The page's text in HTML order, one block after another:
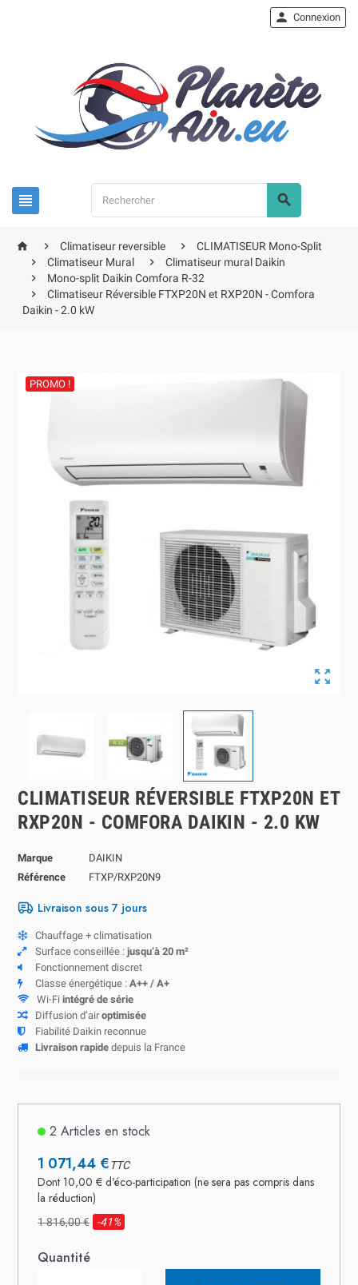
 
 Connexion
  Climatiseur reversible 
CLIMATISEUR Mono-Split

Climatiseur Mural 
Climatiseur mural Daikin

Mono-split Daikin Comfora R-32

Climatiseur Réversible FTXP20N et RXP20N - Comfora
Daikin - 2.0 kW

PROMO !
CLIMATISEUR RÉVERSIBLE FTXP20N ET
RXP20N - COMFORA DAIKIN - 2.0 KW
Marque
DAIKIN
Référence
FTXP/RXP20N9
Livraison sous 7 jours
Chauffage + climatisation
Surface conseillée :jusqu’à 20 m²
Fonctionnement discret
Classe énergétique :A++ / A+
Wi-Fiintégré de série
Diffusion d’airoptimisée
Fiabilité Daikin reconnue
Livraison rapide depuis la France
2 Articles en stock
1 071,44 €TTC
Dont 10,00 € d'éco-participation (ne sera pas compris dans
la réduction)
1 816,00 € -41%
Quantité